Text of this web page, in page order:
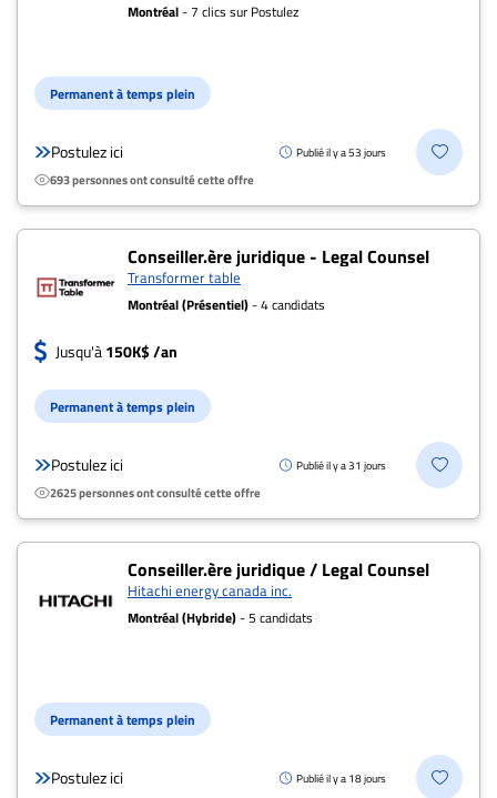
Montréal- 7 clics sur Postulez
Permanent à temps plein
Postulez ici Publié il y a 53 jours
693 personnes ont consulté cette offre
Conseiller.ère juridique - Legal Counsel
Transformer table
Montréal (Présentiel)- 4 candidats
Jusqu'à150K$ /an
Permanent à temps plein
Postulez ici Publié il y a 31 jours
2625 personnes ont consulté cette offre
Conseiller.ère juridique / Legal Counsel
Hitachi energy canada inc.
Montréal (Hybride)- 5 candidats
Permanent à temps plein
Postulez ici Publié il y a 18 jours